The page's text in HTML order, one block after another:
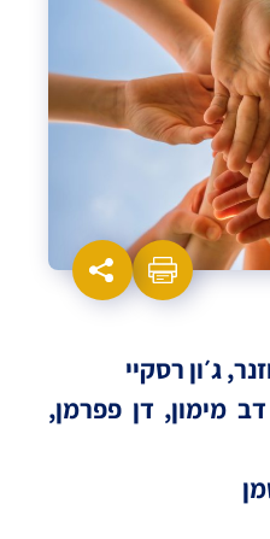
ג׳ון רסקיי
מימון, דן פפרמן,